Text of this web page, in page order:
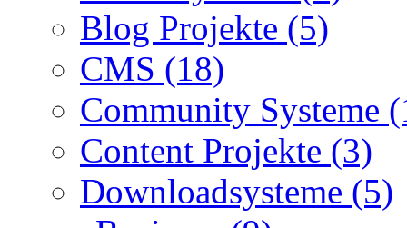
Blog Projekte (5)
CMS (18)
Community Systeme
Content Projekte (3)
Downloadsysteme (5)